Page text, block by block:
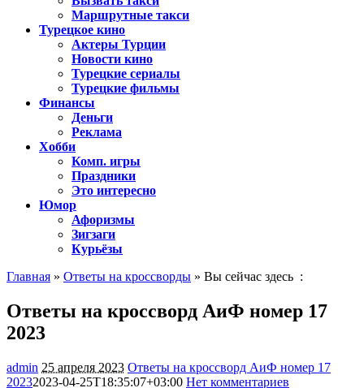
Маршрутные такси
Турецкое кино
Актеры Турции
Новости кино
Турецкие сериалы
Турецкие фильмы
Финансы
Деньги
Реклама
Хобби
Комп. игры
Праздники
Это интересно
Юмор
Афоризмы
Зигзаги
Курьёзы
Главная » Ответы на кроссворды » Вы сейчас здесь :
Ответы на кроссворд АиФ номер 17
2023
admin 25 апреля 2023 Ответы на кроссворд АиФ номер 17
20232023-04-25T18:35:07+03:00 Нет комментариев